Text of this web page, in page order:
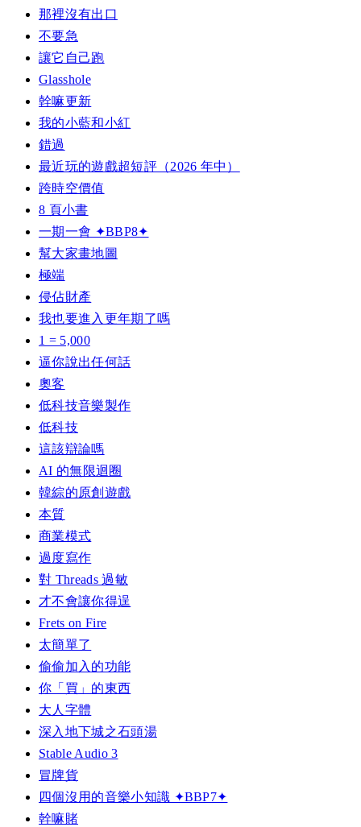
那裡沒有出口
不要急
讓它自己跑
Glasshole
幹嘛更新
我的小藍和小紅
錯過
最近玩的遊戲超短評（2026 年中）
跨時空價值
8 頁小書
一期一會 ✦BBP8✦
幫大家畫地圖
極端
侵佔財產
我也要進入更年期了嗎
1 = 5,000
逼你說出任何話
奧客
低科技音樂製作
低科技
這該辯論嗎
AI 的無限迴圈
韓綜的原創遊戲
本質
商業模式
過度寫作
對 Threads 過敏
才不會讓你得逞
Frets on Fire
太簡單了
偷偷加入的功能
你「買」的東西
大人字體
深入地下城之石頭湯
Stable Audio 3
冒牌貨
四個沒用的音樂小知識 ✦BBP7✦
幹嘛賭